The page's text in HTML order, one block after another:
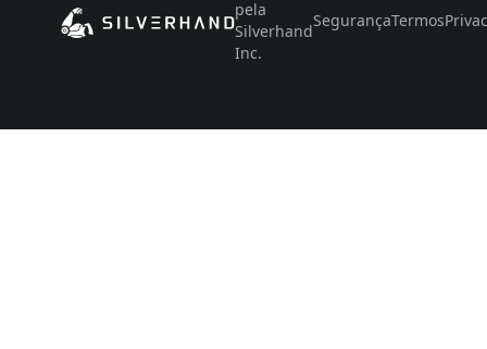
pela
Silverhand
Inc.
SegurançaTermos